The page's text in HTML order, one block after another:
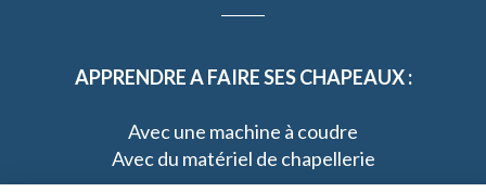
APPRENDRE A FAIRE SES CHAPEAUX :
Avec une machine à coudre
Avec du matériel de chapellerie